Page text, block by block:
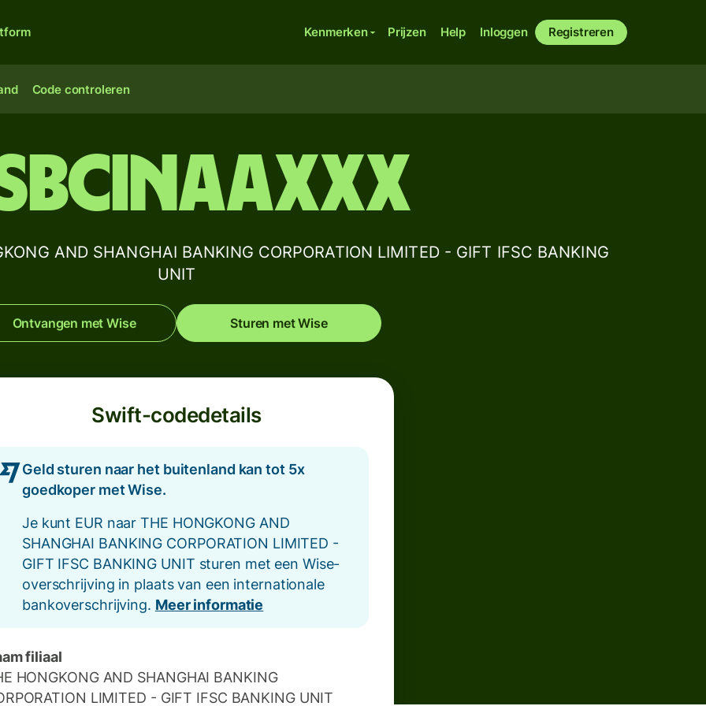
Kenmerken Prijzen Help Inloggen Registreren
Code controleren
AND SHANGHAI BANKING CORPORATION LIMITED - GIFT IFSC BANKING
UNIT
Ontvangen met Wise Sturen met Wise
Swift-codedetails
Geld sturen naar het buitenland kan tot 5x
goedkoper met Wise.
Je kunt EUR naar THE HONGKONG AND
SHANGHAI BANKING CORPORATION LIMITED -
GIFT IFSC BANKING UNIT sturen met een Wise-
overschrijving in plaats van een internationale
bankoverschrijving. Meer informatie
filiaal
HONGKONG AND SHANGHAI BANKING
LIMITED - GIFT IFSC BANKING UNIT